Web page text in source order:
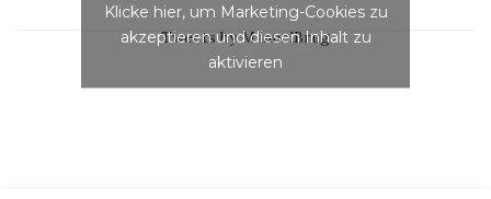
Tweets by ManuelBrug
Klicke hier, um Marketing-Cookies zu
akzeptieren und diesen Inhalt zu
aktivieren